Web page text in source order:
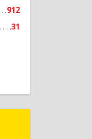
912
31